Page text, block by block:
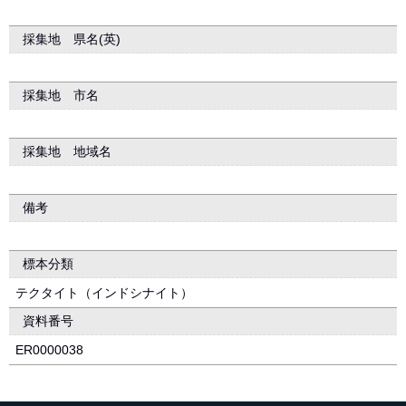
採集地 県名(英)
採集地 市名
採集地 地域名
備考
標本分類
テクタイト（インドシナイト）
資料番号
ER0000038